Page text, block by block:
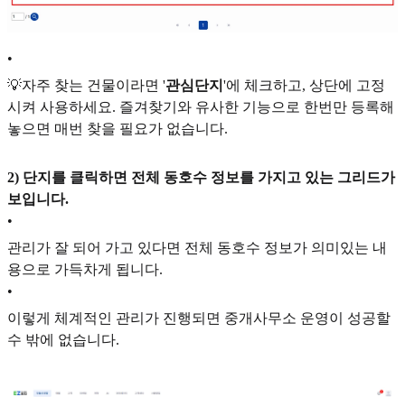
•
💡자주 찾는 건물이라면 '관심단지 '에 체크하고, 상단에 고정
시켜 사용하세요. 즐겨찾기와 유사한 기능으로 한번만 등록해
놓으면 매번 찾을 필요가 없습니다.
2) 단지를 클릭하면 전체 동호수 정보를 가지고 있는 그리드가
보입니다.
•
관리가 잘 되어 가고 있다면 전체 동호수 정보가 의미있는 내
용으로 가득차게 됩니다.
•
이렇게 체계적인 관리가 진행되면 중개사무소 운영이 성공할
수 밖에 없습니다.